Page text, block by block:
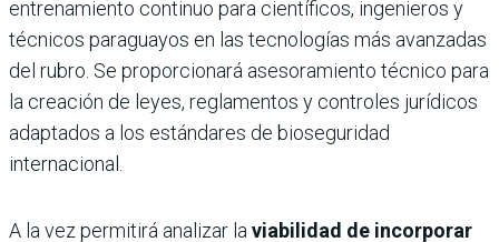
entrenamiento continuo para científicos, ingenieros y
técnicos paraguayos en las tecnologías más avanzadas
del rubro. Se proporcionará asesoramiento técnico para
la creación de leyes, reglamentos y controles jurídicos
adaptados a los estándares de bioseguridad
internacional.
A la vez permitirá analizar la viabilidad de incorporar